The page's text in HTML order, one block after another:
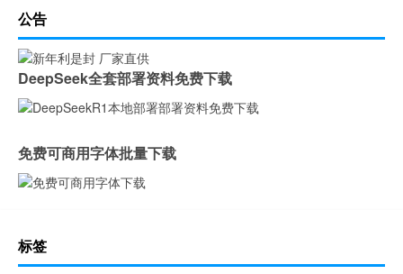
公告
DeepSeek全套部署资料免费下载
免费可商用字体批量下载
标签